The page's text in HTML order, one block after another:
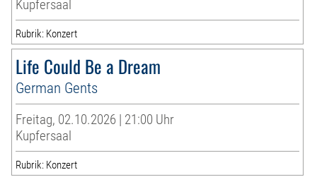
Kupfersaal
Rubrik: Konzert
Life Could Be a Dream
German Gents
Freitag, 02.10.2026 | 21:00 Uhr
Kupfersaal
Rubrik: Konzert